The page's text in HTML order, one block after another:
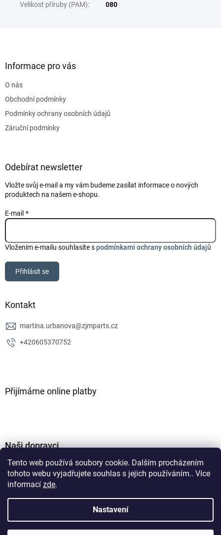
Tento web používá soubory cookie. Dalším procházením
tohoto webu vyjadřujete souhlas s jejich používáním.. Více
informací zde.
Nastavení
Velikost příruby (PAM): 080
Informace pro vás
O nás
Obchodní podmínky
Podmínky ochrany osobních údajů
Záruční podmínky
Odebírat newsletter
Vložte svůj e-mail a my vám budeme zasílat informace o nových
produktech na našem e-shopu.
E-mail
Vložením e-mailu souhlasíte spodmínkami ochrany osobních údajů
Přihlásit se
Kontakt
martina.urbanova@zjmparts.cz
+420605370752
Přijímáme online platby
Naši dopravci
Vytvořil Shoptet